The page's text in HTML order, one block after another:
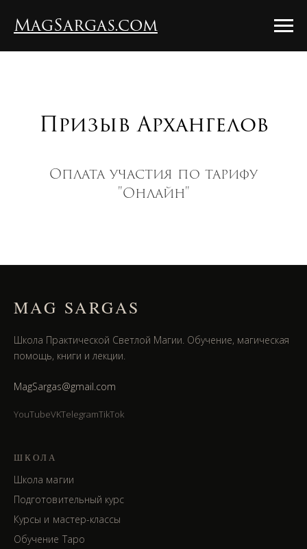
MagSargas.com
Призыв Архангелов
Оплата участия по тарифу
"Онлайн"
MAG SARGAS
Школа Практической Светлой Магии. Обучение, магическая
помощь, книги и лекции.
MagSargas@gmail.com
YouTubeVKTelegramTikTok
ШКОЛА
Школа магии
Подготовительный курс
Курсы и мастер-классы
Обучение Таро